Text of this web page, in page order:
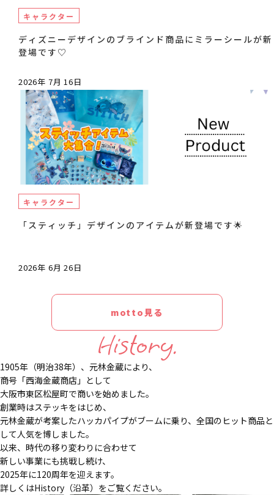
キャラクター
ディズニーデザインのブラインド商品にミラーシールが新
登場です♡
2026年 7月 16日
キャラクター
「スティッチ」デザインのアイテムが新登場です🌟
2026年 6月 26日
motto見る
History.
1905年（明治38年）、元林金蔵により、
商号「西海金蔵商店」として
大阪市東区松屋町で商いを始めました。
創業時はステッキをはじめ、
元林金蔵が考案したハッカパイプがブームに乗り、全国のヒット商品と
して人気を博しました。
以来、時代の移り変わりに合わせて
新しい事業にも挑戦し続け、
2025年に120周年を迎えます。
詳しくはHistory（沿革）をご覧ください。